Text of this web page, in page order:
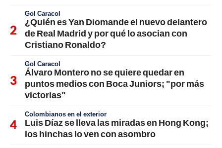
Gol Caracol
¿Quién es Yan Diomande el nuevo delantero
de Real Madrid y por qué lo asocian con
Cristiano Ronaldo?
Gol Caracol
Álvaro Montero no se quiere quedar en
puntos medios con Boca Juniors; "por más
victorias"
Colombianos en el exterior
Luis Díaz se lleva las miradas en Hong Kong;
los hinchas lo ven con asombro